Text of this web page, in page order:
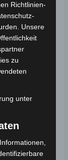
Richtlinien-
Unsere
zu
unter